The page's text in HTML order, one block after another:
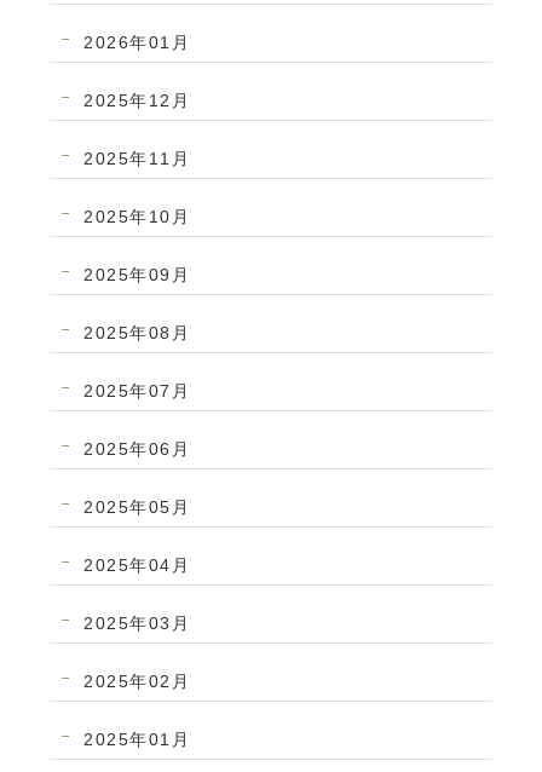
2026年01月
2025年12月
2025年11月
2025年10月
2025年09月
2025年08月
2025年07月
2025年06月
2025年05月
2025年04月
2025年03月
2025年02月
2025年01月